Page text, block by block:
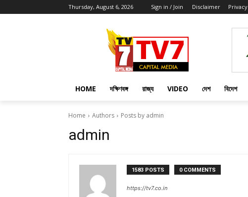
Thursday, August 6, 2026 Sign in / Join Disclaimer Privacy
HOME দক্ষিণবঙ্গ রাজ্য VIDEO দেশ বিদেশ
Home Authors Posts by admin
admin
1583 POSTS 0 COMMENTS
https://tv7.co.in